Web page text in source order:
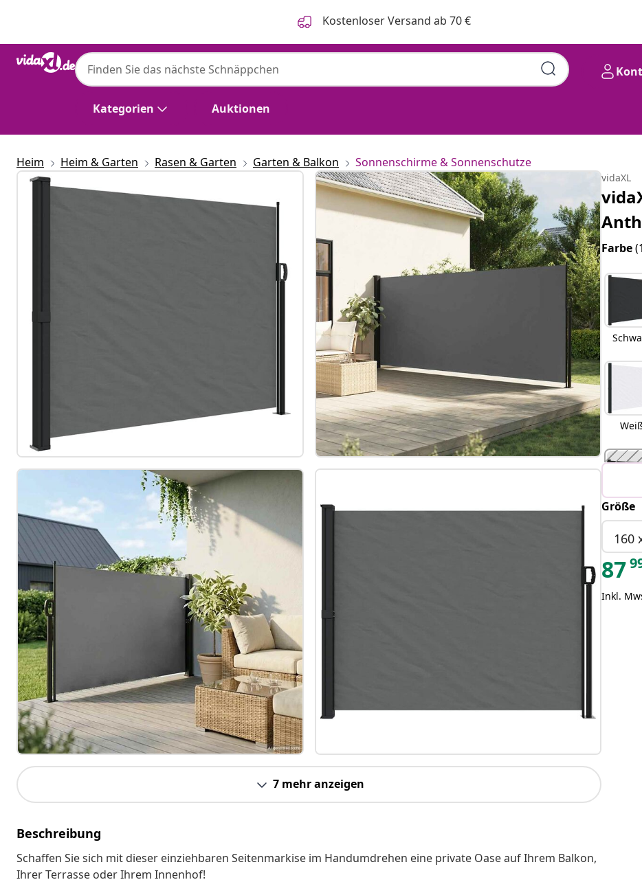
Kostenloser Versand ab 70 €
Kategorien Auktionen
Heim Heim & Garten Rasen & Garten Garten & Balkon Sonnenschirme & Sonnenschutze
7 mehr anzeigen
Beschreibung
Schaffen Sie sich mit dieser einziehbaren Seitenmarkise im Handumdrehen eine private Oase auf Ihrem Balkon,
Ihrer Terrasse oder Ihrem Innenhof!
vidaXL
Farbe
Größe
160
87
Inkl.